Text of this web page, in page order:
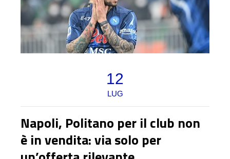
12
LUG
Napoli, Politano per il club non
è in vendita: via solo per